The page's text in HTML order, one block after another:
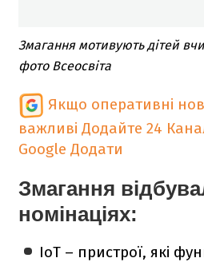
Змагання мотивують дітей
фото Всеосвіта
Якщо оперативні
важливі Додайте 24
Google Додати
Змагання
номінаціях:
IoT – пристрої, які